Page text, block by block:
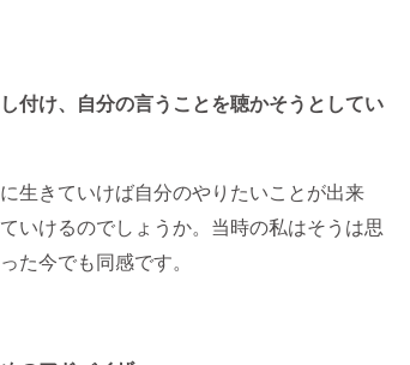
付け、自分の言うことを聴かそうとしてい
生きていけば自分のやりたいことが出来
いけるのでしょうか。当時の私はそうは思
た今でも同感です。